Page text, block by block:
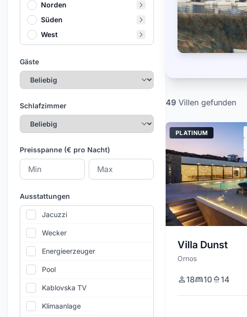
Norden
Süden
West
Gäste
Schlafzimmer
Preisspanne (€ pro Nacht)
Mindestpreis
Höchstpreis
Ausstattungen
Jacuzzi
Wecker
Energieerzeuger
Pool
Kablovska TV
Klimaanlage
49 Villen gefunden
PLATINUM
Villa Dunst
Ornos
18 10 14